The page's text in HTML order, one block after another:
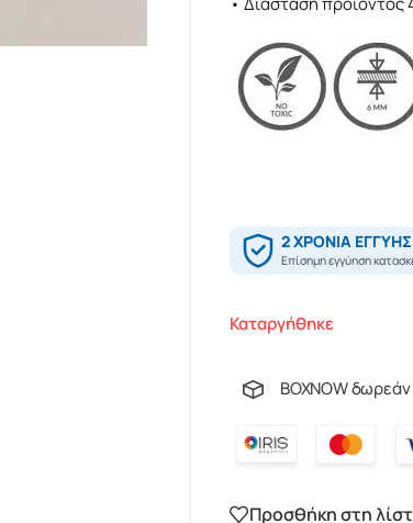
Καταργήθηκε
BOXNOW δωρεάν
Προσθήκη στη